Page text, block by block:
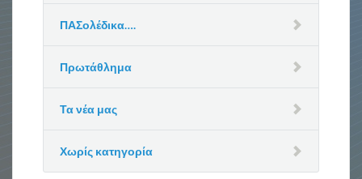
ΠΑΣολέδικα….
Πρωτάθλημα
Τα νέα μας
Χωρίς κατηγορία